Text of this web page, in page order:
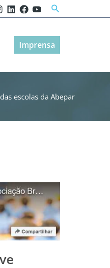
Pesquisar
Imprensa
escolas da Abepar